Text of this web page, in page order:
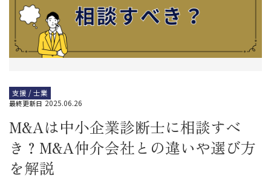
支援 / 士業
最終更新日 2025.06.26
M&Aは中小企業診断士に相談すべ
き？M&A仲介会社との違いや選び方
を解説